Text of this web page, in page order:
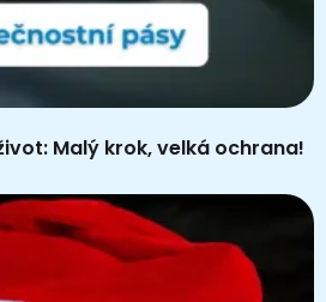
Malý krok, velká ochrana!